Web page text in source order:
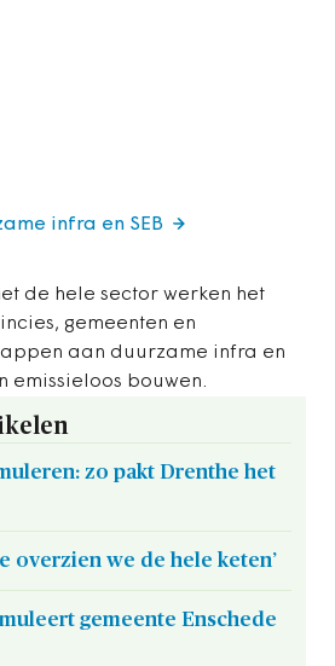
de hele sector werken het
gemeenten en
aan duurzame infra en
emissieloos bouwen.
infra en SEB
zo pakt Drenthe het
overzien we de hele keten’
gemeente Enschede